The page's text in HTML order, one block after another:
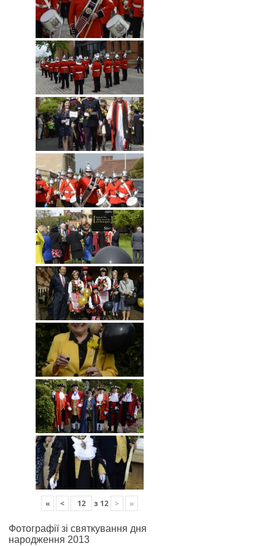
« < з 12 > »
Фотографії зі святкування дня
народження 2013